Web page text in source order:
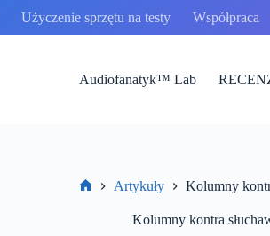
Użyczenie sprzętu na testy Współpraca
Audiofanatyk™ Lab
Artykuły Kolumny
Kolumny kontra